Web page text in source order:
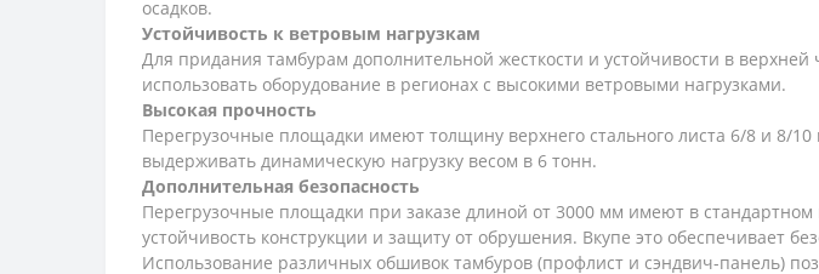
осадков.
Устойчивость к ветровым нагрузкам
Для придания тамбурам дополнительной жесткости и устойчивости в
использовать оборудование в регионах с высокими ветровыми нагрузками.
Высокая прочность
Перегрузочные площадки имеют толщину верхнего стального листа 6/8 и 8/
выдерживать динамическую нагрузку весом в 6 тонн.
Дополнительная безопасность
Перегрузочные площадки при заказе длиной от 3000 мм имеют в
устойчивость конструкции и защиту от обрушения. Вкупе это обеспечивает
Использование различных обшивок тамбуров (профлист и сэндвич-панель)